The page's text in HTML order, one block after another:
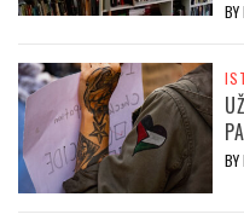
BY
BY